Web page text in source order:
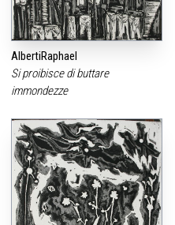
AlbertiRaphael
Si proibisce di buttare
immondezze